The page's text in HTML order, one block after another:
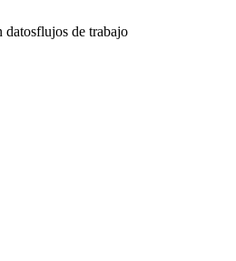
datosflujos de trabajo